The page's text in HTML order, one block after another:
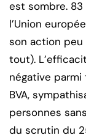
est sombre.
l’Union
son action
tout).
négative
BVA,
personnes
du scrutin du